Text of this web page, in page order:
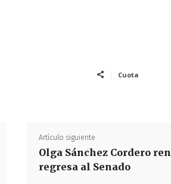
Cuota
Artículo siguiente
Olga Sánchez Cordero
regresa al Senado